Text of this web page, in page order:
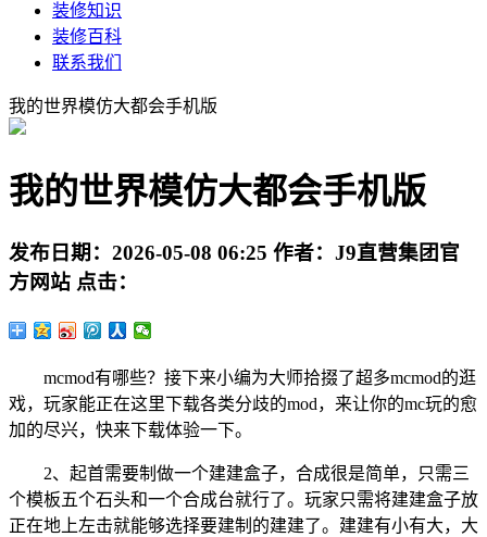
装修知识
装修百科
联系我们
我的世界模仿大都会手机版
我的世界模仿大都会手机版
发布日期： 2026-05-08 06:25 作者： J9直营集团官
方网站 点击：
mcmod有哪些？接下来小编为大师拾掇了超多mcmod的逛
戏，玩家能正在这里下载各类分歧的mod，来让你的mc玩的愈
加的尽兴，快来下载体验一下。
2、起首需要制做一个建建盒子，合成很是简单，只需三
个模板五个石头和一个合成台就行了。玩家只需将建建盒子放
正在地上左击就能够选择要建制的建建了。建建有小有大，大